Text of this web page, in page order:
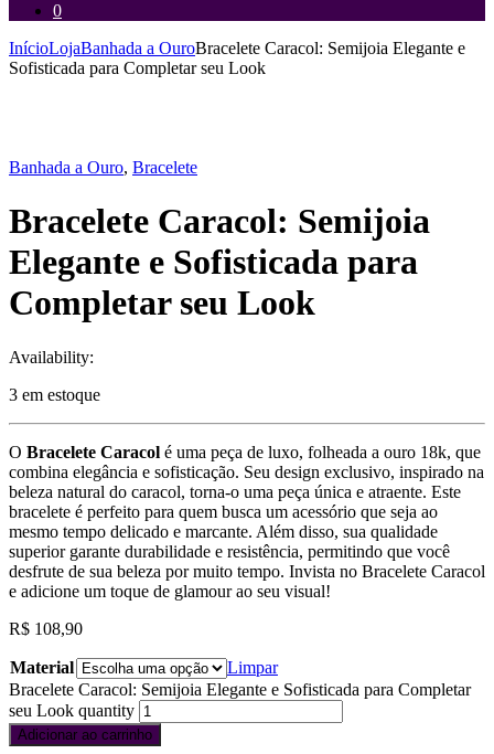
0
InícioLojaBanhada a OuroBracelete Caracol: Semijoia Elegante e
Sofisticada para Completar seu Look
Banhada a Ouro, Bracelete
Bracelete Caracol: Semijoia
Elegante e Sofisticada para
Completar seu Look
Availability:
3 em estoque
O Bracelete Caracol é uma peça de luxo, folheada a ouro 18k, que
combina elegância e sofisticação. Seu design exclusivo, inspirado na
beleza natural do caracol, torna-o uma peça única e atraente. Este
bracelete é perfeito para quem busca um acessório que seja ao
mesmo tempo delicado e marcante. Além disso, sua qualidade
superior garante durabilidade e resistência, permitindo que você
desfrute de sua beleza por muito tempo. Invista no Bracelete Caracol
e adicione um toque de glamour ao seu visual!
R$ 108,90
Material
Limpar
Bracelete Caracol: Semijoia Elegante e Sofisticada para Completar
seu Look quantity
Adicionar ao carrinho